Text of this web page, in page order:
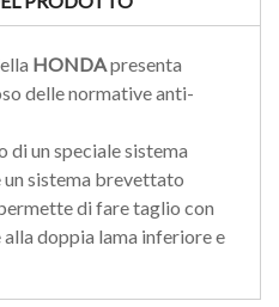
HONDApresenta
delle normative anti-
un speciale sistema
un sistema brevettato
di fare taglio con
alla doppia lama inferiore e